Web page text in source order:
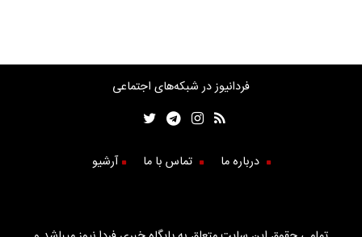
فردانیوز در شبکه‌های اجتماعی
درباره ما تماس با ما آرشیو